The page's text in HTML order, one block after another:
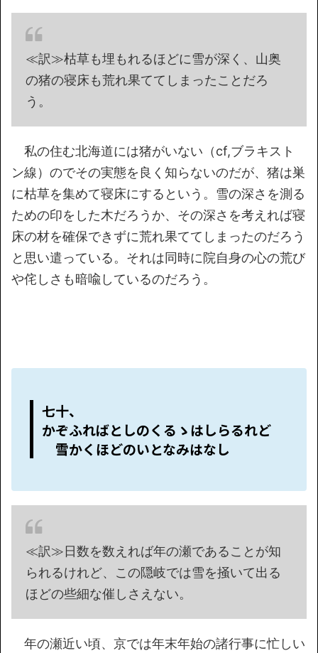
≪訳≫枯草も埋もれるほどに雪が深く、山奥
の猪の寝床も荒れ果ててしまったことだろ
う。
私の住む北海道には猪がいない（cf,ブラキスト
ン線）のでその実態を良く知らないのだが、猪は巣
に枯草を集めて寝床にするという。雪の深さを測る
ための印をした木だろうか、その深さを考えれば寝
床の材を確保できずに荒れ果ててしまったのだろう
と思い遣っている。それは同時に院自身の心の荒び
や侘しさも暗喩しているのだろう。
七十、
かぞふればとしのくるゝはしらるれど
雪かくほどのいとなみはなし
≪訳≫日数を数えれば年の瀬であることが知
られるけれど、この隠岐では雪を掻いて出る
ほどの些細な催しさえない。
年の瀬近い頃、京では年末年始の諸行事に忙しい